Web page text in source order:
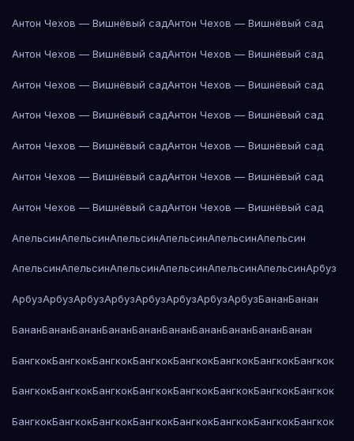
Антон Чехов — Вишнёвый садАнтон Чехов — Вишнёвый сад
Антон Чехов — Вишнёвый садАнтон Чехов — Вишнёвый сад
Антон Чехов — Вишнёвый садАнтон Чехов — Вишнёвый сад
Антон Чехов — Вишнёвый садАнтон Чехов — Вишнёвый сад
Антон Чехов — Вишнёвый садАнтон Чехов — Вишнёвый сад
Антон Чехов — Вишнёвый садАнтон Чехов — Вишнёвый сад
Антон Чехов — Вишнёвый садАнтон Чехов — Вишнёвый сад
АпельсинАпельсинАпельсинАпельсинАпельсинАпельсин
АпельсинАпельсинАпельсинАпельсинАпельсинАпельсинАрбуз
АрбузАрбузАрбузАрбузАрбузАрбузАрбузАрбузБананБанан
БананБананБананБананБананБананБананБананБананБанан
БангкокБангкокБангкокБангкокБангкокБангкокБангкокБангкок
БангкокБангкокБангкокБангкокБангкокБангкокБангкокБангкок
БангкокБангкокБангкокБангкокБангкокБангкокБангкокБангкок